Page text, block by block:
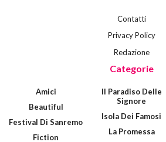
Contatti
Privacy Policy
Redazione
Categorie
Amici
Beautiful
Festival Di Sanremo
Fiction
Il Paradiso Delle
Signore
Isola Dei Famosi
La Promessa